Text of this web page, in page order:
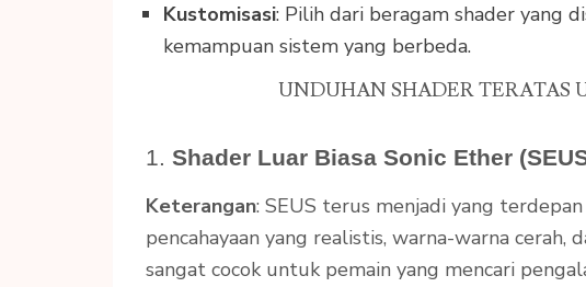
Kustomisasi: Pilih dari beragam shader yang
kemampuan sistem yang berbeda.
UNDUHAN SHADER TERATAS
1. Shader Luar Biasa Sonic Ether
Keterangan: SEUS terus menjadi yang
pencahayaan yang realistis, warna-warna cerah,
sangat cocok untuk pemain yang mencari